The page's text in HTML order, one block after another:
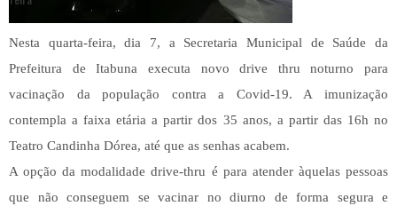
Nesta quarta-feira, dia 7, a Secretaria Municipal de Saúde da
Prefeitura de Itabuna executa novo drive thru noturno para
vacinação da população contra a Covid-19. A imunização
contempla a faixa etária a partir dos 35 anos, a partir das 16h no
Teatro Candinha Dórea, até que as senhas acabem.
A opção da modalidade drive-thru é para atender àquelas pessoas
que não conseguem se vacinar no diurno de forma segura e